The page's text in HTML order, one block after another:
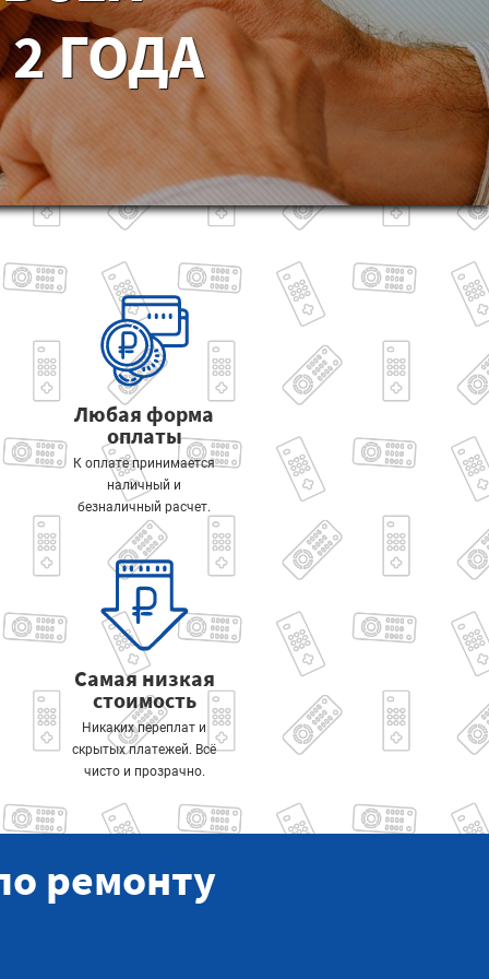
ГОДА
Любая форма
оплаты
К оплате принимается
наличный и
безналичный расчет.
Самая низкая
стоимость
Никаких переплат и
скрытых платежей. Всё
чисто и прозрачно.
ремонту